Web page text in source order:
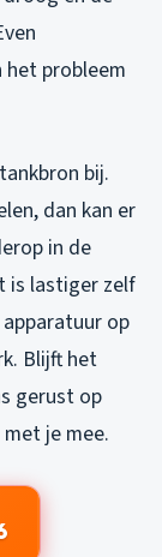
probleem
bij.
dan kan er
in de
is lastiger zelf
op
Blijft het
gerust op
je mee.